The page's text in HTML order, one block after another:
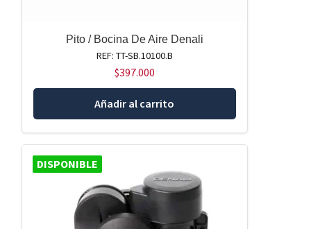
Pito / Bocina De Aire Denali
REF: TT-SB.10100.B
$397.000
Añadir al carrito
DISPONIBLE